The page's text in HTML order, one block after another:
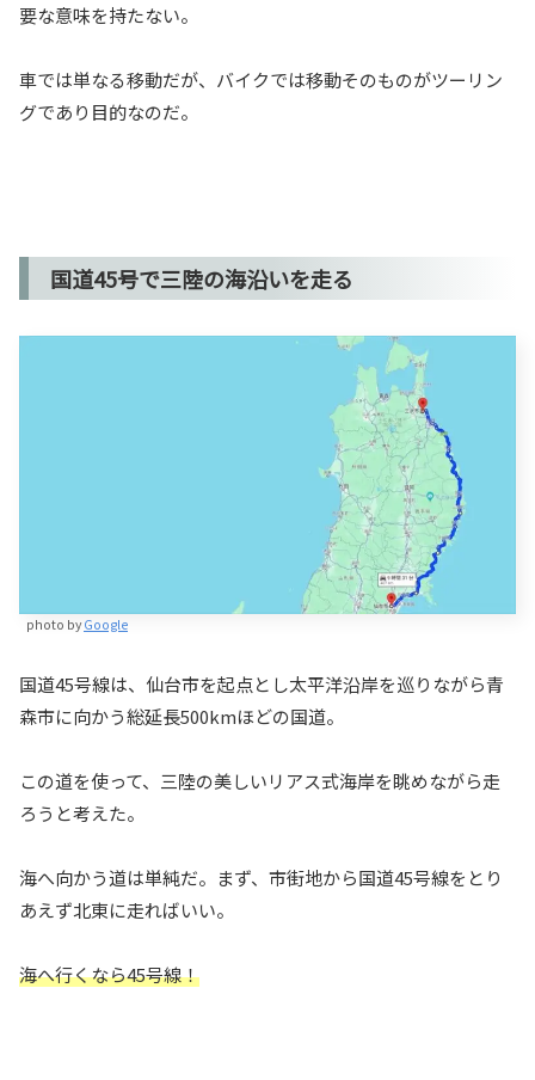
要な意味を持たない。
車では単なる移動だが、バイクでは移動そのものがツーリン
グであり目的なのだ。
国道45号で三陸の海沿いを走る
photo byGoogle
国道45号線は、仙台市を起点とし太平洋沿岸を巡りながら青
森市に向かう総延長500kmほどの国道。
この道を使って、三陸の美しいリアス式海岸を眺めながら走
ろうと考えた。
海へ向かう道は単純だ。まず、市街地から国道45号線をとり
あえず北東に走ればいい。
海へ行くなら45号線！